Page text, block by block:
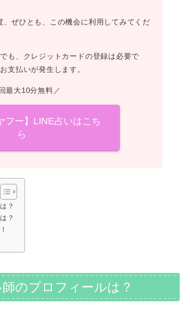
、ぜひとも、この機会に利用してみてくだ
も、クレジットカードの登録は必要で
支払いが発生します。
最大10分無料／
フー】LINE占いはこち
ら
？
？
のプロフィールは？